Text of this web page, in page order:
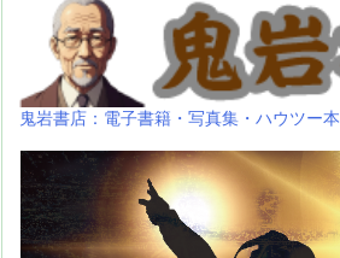
鬼岩書店：電子書籍・写真集・ハウツー本